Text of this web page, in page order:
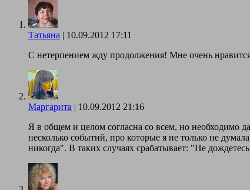
Татьяна | 10.09.2012 17:11
С нетерпением жду продолжения! Мне очень
Маргарита | 10.09.2012 21:16
Я в общем и целом согласна со всем, но необходимо
несколько событий, про которые я не только не
никогда". В таких случаях срабатывает: "Не